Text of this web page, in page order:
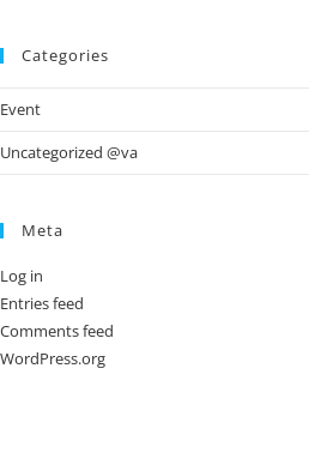
Categories
Event
Uncategorized @va
Meta
Log in
Entries feed
Comments feed
WordPress.org